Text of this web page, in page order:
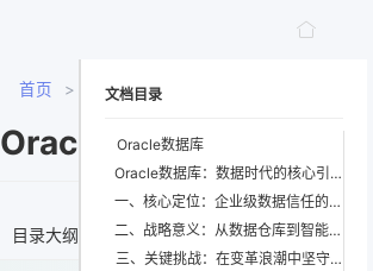
首页 > Oracle数据库
Oracle数据库
目录大纲 最新文档 知识宇宙
文档目录
Oracle数据库
Oracle数据库：数据时代的核心引擎与未来基石
一、核心定位：企业级数据信任的终极载体
二、战略意义：从数据仓库到智能中枢的跃迁
三、关键挑战：在变革浪潮中坚守与突破